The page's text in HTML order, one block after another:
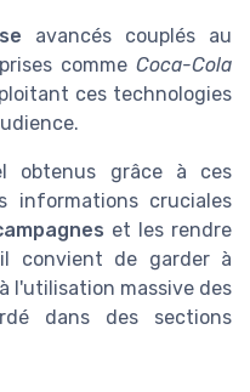
avancés couplés au
commeCoca-Cola
ces technologies
obtenus grâce à ces
informations cruciales
et les rendre
convient de garder à
l'utilisation massive des
dans des sections